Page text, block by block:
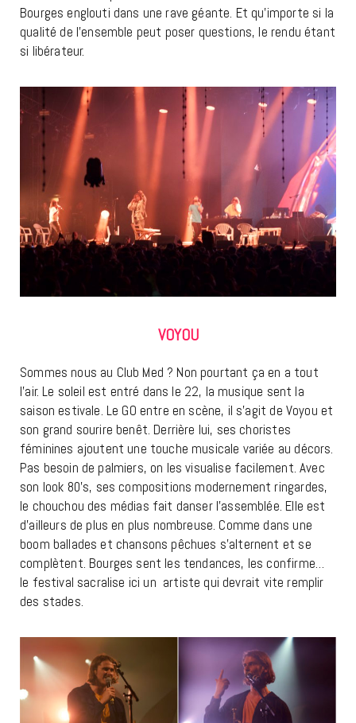
Bourges englouti dans une rave géante. Et qu’importe si la
qualité de l’ensemble peut poser questions, le rendu étant
si libérateur.
VOYOU
Sommes nous au Club Med ? Non pourtant ça en a tout
l’air. Le soleil est entré dans le 22, la musique sent la
saison estivale. Le GO entre en scène, il s’agit de Voyou et
son grand sourire benêt. Derrière lui, ses choristes
féminines ajoutent une touche musicale variée au décors.
Pas besoin de palmiers, on les visualise facilement. Avec
son look 80’s, ses compositions modernement ringardes,
le chouchou des médias fait danser l’assemblée. Elle est
d’ailleurs de plus en plus nombreuse. Comme dans une
boom ballades et chansons pêchues s’alternent et se
complètent. Bourges sent les tendances, les confirme…
le festival sacralise ici un artiste qui devrait vite remplir
des stades.